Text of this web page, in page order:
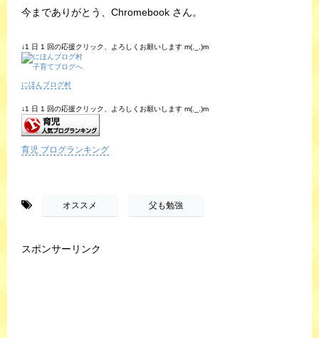
今までありがとう、Chromebook さん。
↓1 日 1 回の応援クリック、よろしくお願いします m(._.)m
にほんブログ村
↓1 日 1 回の応援クリック、よろしくお願いします m(._.)m
育児 ブログランキング
オススメ 父も勉強
スポンサーリンク